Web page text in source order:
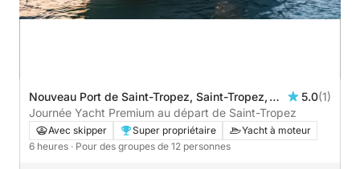
Nouveau Port de Saint-Tropez, Saint-Tropez,
France
5.0(1)
Journée Yacht Premium au départ de Saint-Tropez
Avec skipper Super propriétaire
Yacht à moteur
6 heures · Pour des groupes de 12 personnes